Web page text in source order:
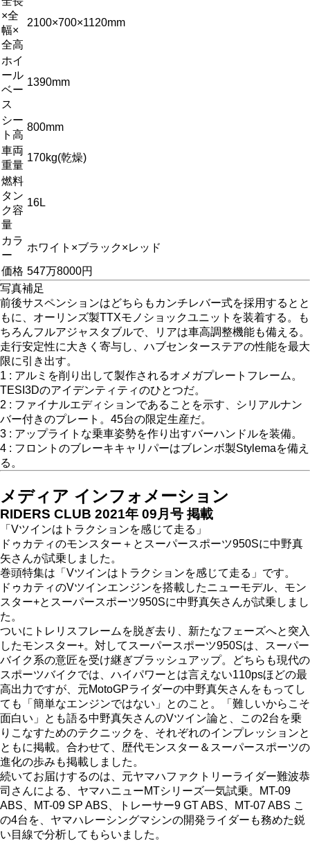
×全
幅×
全高
2100×700×1120mm
ホイ
ール
ベー
ス
1390mm
シー
ト高
800mm
車両
重量
170kg(乾燥)
燃料
タン
ク容
量
16L
カラ
ー
ホワイト×ブラック×レッド
価格 547万8000円
写真補足
前後サスペンションはどちらもカンチレバー式を採用するとと
もに、オーリンズ製TTXモノショックユニットを装着する。も
ちろんフルアジャスタブルで、リアは車高調整機能も備える。
走行安定性に大きく寄与し、ハブセンターステアの性能を最大
限に引き出す。
1 : アルミを削り出して製作されるオメガプレートフレーム。
TESI3Dのアイデンティティのひとつだ。
2 : ファイナルエディションであることを示す、シリアルナン
バー付きのプレート。45台の限定生産だ。
3 : アップライトな乗車姿勢を作り出すバーハンドルを装備。
4 : フロントのブレーキキャリパーはブレンボ製Stylemaを備え
る。
メディア インフォメーション
RIDERS CLUB 2021年 09月号 掲載
「Vツインはトラクションを感じて走る」
ドゥカティのモンスター＋とスーパースポーツ950Sに中野真
矢さんが試乗しました。
巻頭特集は「Vツインはトラクションを感じて走る」です。
ドゥカティのVツインエンジンを搭載したニューモデル、モン
スター+とスーパースポーツ950Sに中野真矢さんが試乗しまし
た。
ついにトレリスフレームを脱ぎ去り、新たなフェーズへと突入
したモンスター+。対してスーパースポーツ950Sは、スーパー
バイク系の意匠を受け継ぎブラッシュアップ。どちらも現代の
スポーツバイクでは、ハイパワーとは言えない110psほどの最
高出力ですが、元MotoGPライダーの中野真矢さんをもってし
ても「簡単なエンジンではない」とのこと。「難しいからこそ
面白い」とも語る中野真矢さんのVツイン論と、この2台を乗
りこなすためのテクニックを、それぞれのインプレッションと
ともに掲載。合わせて、歴代モンスター＆スーパースポーツの
進化の歩みも掲載しました。
続いてお届けするのは、元ヤマハファクトリーライダー難波恭
司さんによる、ヤマハニューMTシリーズ一気試乗。MT-09
ABS、MT-09 SP ABS、トレーサー9 GT ABS、MT-07 ABS こ
の4台を、ヤマハレーシングマシンの開発ライダーも務めた鋭
い目線で分析してもらいました。